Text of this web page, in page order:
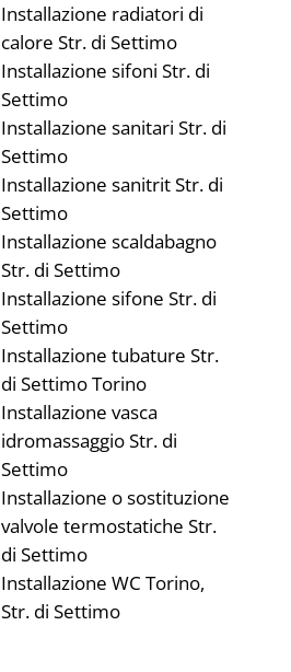
Installazione radiatori di
calore Str. di Settimo
Installazione sifoni Str. di
Settimo
Installazione sanitari Str. di
Settimo
Installazione sanitrit Str. di
Settimo
Installazione scaldabagno
Str. di Settimo
Installazione sifone Str. di
Settimo
Installazione tubature Str.
di Settimo Torino
Installazione vasca
idromassaggio Str. di
Settimo
Installazione o sostituzione
valvole termostatiche Str.
di Settimo
Installazione WC Torino,
Str. di Settimo